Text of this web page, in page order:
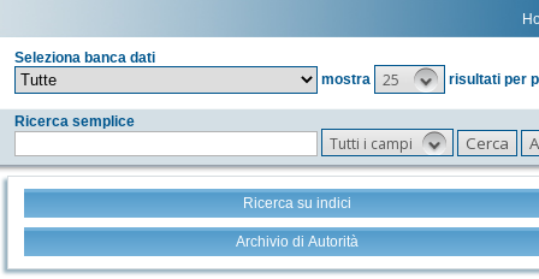
Seleziona banca dati
mostra
25 risultati per
Ricerca semplice
Tutti i campi
Ricerca su indici
Archivio di Autorità